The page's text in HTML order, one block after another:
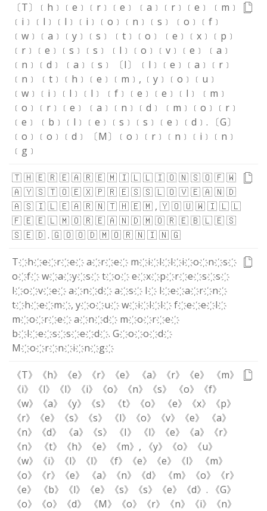
〔T〕 ﹝h﹞ ﹝e﹞ ﹝r﹞ ﹝e﹞ ﹝a﹞ ﹝r﹞ ﹝e﹞
﹝m﹞
﹝i﹞ ﹝l﹞ ﹝l﹞ ﹝i﹞ ﹝o﹞ ﹝n﹞ ﹝s﹞ ﹝o﹞ ﹝f﹞
﹝w﹞ ﹝a﹞ ﹝y﹞ ﹝s﹞ ﹝t﹞ ﹝o﹞ ﹝e﹞ ﹝x﹞ ﹝p﹞
﹝r﹞ ﹝e﹞ ﹝s﹞ ﹝s﹞ ﹝l﹞ ﹝o﹞ ﹝v﹞ ﹝e﹞
﹝a﹞
﹝n﹞ ﹝d﹞ ﹝a﹞ ﹝s﹞ 〔I〕 ﹝l﹞ ﹝e﹞ ﹝a﹞ ﹝r﹞
﹝n﹞
﹝t﹞ ﹝h﹞ ﹝e﹞ ﹝m﹞ , ﹝y﹞ ﹝o﹞ ﹝u﹞
﹝w﹞ ﹝i﹞ ﹝l﹞ ﹝l﹞ ﹝f﹞ ﹝e﹞ ﹝e﹞ ﹝l﹞
﹝m﹞
﹝o﹞ ﹝r﹞ ﹝e﹞ ﹝a﹞ ﹝n﹞ ﹝d﹞ ﹝m﹞ ﹝o﹞ ﹝r﹞
﹝e﹞
﹝b﹞ ﹝l﹞ ﹝e﹞ ﹝s﹞ ﹝s﹞ ﹝e﹞ ﹝d﹞ .
〔G〕
﹝o﹞ ﹝o﹞ ﹝d﹞ 〔M〕 ﹝o﹞ ﹝r﹞ ﹝n﹞ ﹝i﹞ ﹝n﹞
﹝g﹞
🇹🇭🇪🇷🇪🇦🇷🇪🇲🇮🇱🇱🇮🇴🇳🇸🇴🇫🇼
🇦🇾🇸🇹🇴🇪🇽🇵🇷🇪🇸🇸🇱🇴🇻🇪🇦🇳🇩
🇦🇸🇮🇱🇪🇦🇷🇳🇹🇭🇪🇲 , 🇾🇴🇺🇼🇮🇱🇱
🇫🇪🇪🇱🇲🇴🇷🇪🇦🇳🇩🇲🇴🇷🇪🇧🇱🇪🇸
🇸🇪🇩. 🇬🇴🇴🇩🇲🇴🇷🇳🇮🇳🇬
T҉h҉e҉r҉e҉a҉r҉e҉ m҉i҉l҉l҉i҉o҉n҉s҉
o҉f҉w҉a҉y҉s҉t҉o҉e҉x҉p҉r҉e҉s҉s҉
l҉o҉v҉e҉a҉n҉d҉a҉s҉ I҉ l҉e҉a҉r҉n҉
t҉h҉e҉m҉, y҉o҉u҉w҉i҉l҉l҉f҉e҉e҉l҉
m҉o҉r҉e҉a҉n҉d҉ m҉o҉r҉e҉
b҉l҉e҉s҉s҉e҉d҉. G҉o҉o҉d҉
M҉o҉r҉n҉i҉n҉g҉
《T》 《h》 《e》 《r》 《e》 《a》 《r》 《e》
《m》
《i》
《l》 《l》 《i》 《o》 《n》 《s》 《o》
《f》
《w》
《a》 《y》 《s》 《t》 《o》 《e》 《x》
《p》
《r》
《e》 《s》 《s》 《l》 《o》 《v》 《e》
《a》
《n》
《d》 《a》 《s》 《I》 《l》 《e》 《a》
《r》
《n》
《t》 《h》 《e》 《m》 , 《y》 《o》
《u》
《w》
《i》 《l》 《l》 《f》 《e》 《e》 《l》
《m》
《o》
《r》 《e》 《a》 《n》 《d》 《m》 《o》
《r》
《e》
《b》 《l》 《e》 《s》 《s》 《e》 《d》 .
《G》
《o》
《o》 《d》 《M》 《o》 《r》 《n》 《i》
《n》